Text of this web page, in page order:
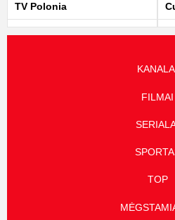
TV Polonia
FILMAI
TOP